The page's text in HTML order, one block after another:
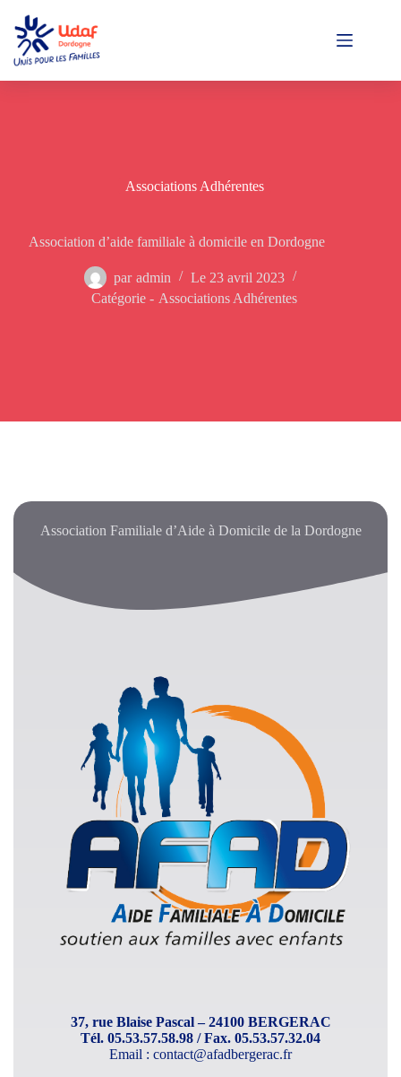
contenu
Associations Adhérentes
Association d’aide familiale à domicile en Dordogne
par admin Le 23 avril 2023
Catégorie - Associations Adhérentes
Association Familiale d’Aide à Domicile de la Dordogne
37, rue Blaise Pascal – 24100 BERGERAC
Tél. 05.53.57.58.98 / Fax. 05.53.57.32.04
Email : contact@afadbergerac.fr